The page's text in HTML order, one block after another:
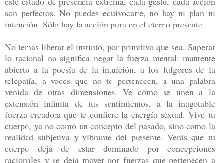
son perfectos. No puedes equivocarte, no hay ni plan ni
intención. Sólo hay la acción pura en el eterno presente.
No temas liberar el instinto, por primitivo que sea. Superar
lo racional no significa negar la fuerza mental: mantente
abierto a la poesía de la intuición, a los fulgores de la
telepatía, a voces que no te pertenecen, a una palabra
venida de otras dimensiones. Ve como se unen a la
extensión infinita de tus sentimientos, a la inagotable
fuerza creadora que te confiere la energía sexual. Vive tu
cuerpo, ya no como un concepto del pasado, sino como la
realidad subjetiva y vibrante del presente. Verás que tu
cuerpo deja de estar dominado por concepciones
racionales y se deja mover por fuerzas que pertenecen a